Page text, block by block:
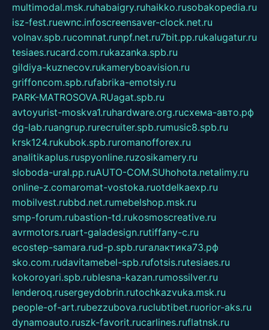
multimodal.msk.ruhabaigry.ruhaikko.rusobakopedia.ru
isz-fest.ruewnc.infoscreensaver-clock.net.ru
volnav.spb.rucomnat.runpf.net.ru7bit.pp.rukalugatur.ru
tesiaes.rucard.com.rukazanka.spb.ru
gildiya-kuznecov.rukameryboavision.ru
griffoncom.spb.rufabrika-emotsiy.ru
PARK-MATROSOVA.RUagat.spb.ru
avtoyurist-moskva1.ruhardware.org.ruсхема-авто.рф
dg-lab.ruangrup.rurecruiter.spb.rumusic8.spb.ru
krsk124.rukubok.spb.ruromanofforex.ru
analitikaplus.ruspyonline.ruzosikamery.ru
sloboda-ural.pp.ruAUTO-COM.SUhohota.netalimy.ru
online-z.comaromat-vostoka.ruotdelkaexp.ru
mobilvest.rubbd.net.rumebelshop.msk.ru
smp-forum.rubastion-td.rukosmoscreative.ru
avrmotors.ruart-galadesign.rutiffany-c.ru
ecostep-samara.rud-p.spb.ruгалактика73.рф
sko.com.rudavitamebel-spb.rufotsis.rutesiaes.ru
kokoroyari.spb.rublesna-kazan.rumossilver.ru
lenderoq.rusergeydobrin.rutochkazvuka.msk.ru
people-of-art.rubezzubova.ruclubtibet.ruorior-aks.ru
dynamoauto.ruszk-favorit.rucarlines.ruflatnsk.ru